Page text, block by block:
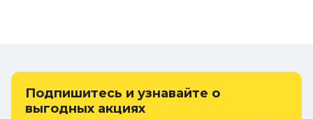
туалеты
Удобрения, химикаты и средства
защиты
Самогоноварение
Интерьерные коврики
Подпишитесь и узнавайте о
выгодных акциях